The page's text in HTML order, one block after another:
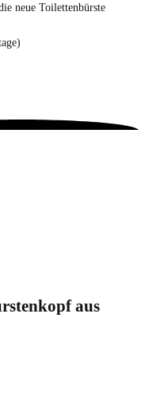
neue Toilettenbürste
aus